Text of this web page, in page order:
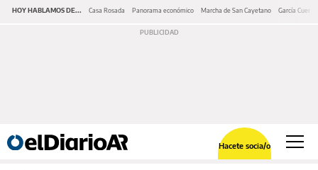
HOY HABLAMOS DE... Casa Rosada Panorama económico Marcha de San Cayetano García Cuerva
Hacete socia/o